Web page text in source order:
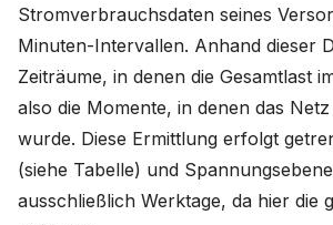
Stromverbrauchsdaten seines
Minuten-Intervallen. Anhand dieser
Zeiträume, in denen die Gesamtlast
also die Momente, in denen das
wurde. Diese Ermittlung erfolgt
(siehe Tabelle) und
ausschließlich Werktage, da hier die